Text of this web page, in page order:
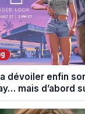
dévoiler enfin
mais d’abord